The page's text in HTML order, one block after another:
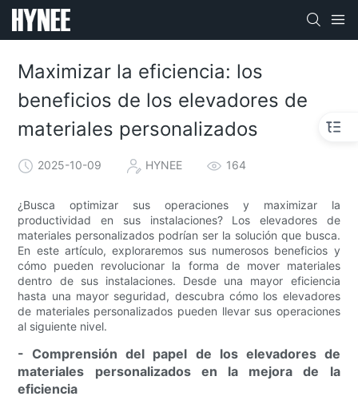
Maximizar la eficiencia: los
beneficios de los elevadores de
materiales personalizados
2025-10-09 HYNEE 164
¿Busca optimizar sus operaciones y maximizar la
productividad en sus instalaciones? Los elevadores de
materiales personalizados podrían ser la solución que busca.
En este artículo, exploraremos sus numerosos beneficios y
cómo pueden revolucionar la forma de mover materiales
dentro de sus instalaciones. Desde una mayor eficiencia
hasta una mayor seguridad, descubra cómo los elevadores
de materiales personalizados pueden llevar sus operaciones
al siguiente nivel.
- Comprensión del papel de los elevadores de
materiales personalizados en la mejora de la
eficiencia